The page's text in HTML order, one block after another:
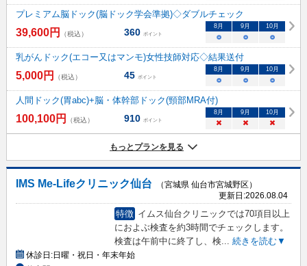
プレミアム脳ドック(脳ドック学会準拠)◇ダブルチェック
39,600円 （税込） 360 ポイント
8月 9月 10月
○ ○ ○
乳がんドック(エコー又はマンモ)女性技師対応◇結果送付
5,000円 （税込） 45 ポイント
8月 9月 10月
○ ○ ○
人間ドック(胃abc)+脳・体幹部ドック(頸部MRA付)
100,100円 （税込） 910 ポイント
8月 9月 10月
× × ×
もっとプランを見る
IMS Me-Lifeクリニック仙台
（宮城県 仙台市宮城野区）
更新日:2026.08.04
特徴 イムス仙台クリニックでは70項目以上
におよぶ検査を約3時間でチェックします。
検査は午前中に終了し、検
続きを読む▼
休診日:日曜・祝日・年末年始